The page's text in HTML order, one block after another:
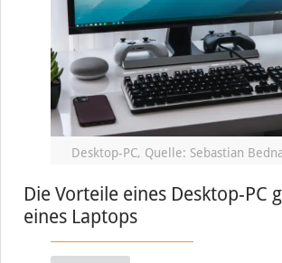
Desktop-PC, Quelle: Sebastian
Die Vorteile eines Desktop-PC
eines Laptops